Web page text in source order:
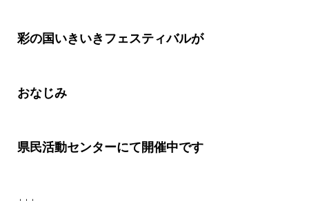
彩の国いきいきフェスティバルが
おなじみ
県民活動センターにて開催中です